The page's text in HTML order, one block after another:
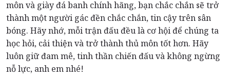
môn và giày đá banh chính hãng, bạn chắc chắn sẽ trở
thành một người gác đền chắc chắn, tin cậy trên sân
bóng. Hãy nhớ, mỗi trận đấu đều là cơ hội để chúng ta
học hỏi, cải thiện và trở thành thủ môn tốt hơn. Hãy
luôn giữ đam mê, tinh thần chiến đấu và không ngừng
nỗ lực, anh em nhé!